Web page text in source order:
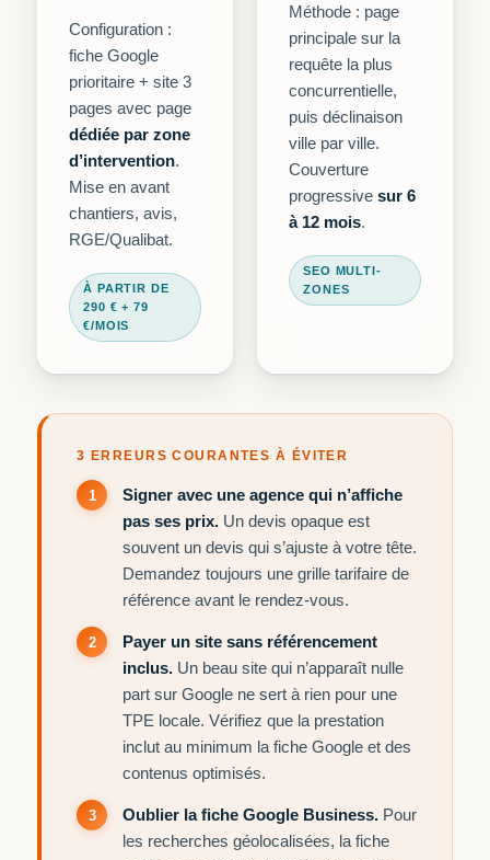
Configuration :
fiche Google
prioritaire + site 3
pages avec page
dédiée par zone
d’intervention.
Mise en avant
chantiers, avis,
RGE/Qualibat.
À PARTIR DE
290 € + 79
€/MOIS
Méthode : page
principale sur la
requête la plus
concurrentielle,
puis déclinaison
ville par ville.
Couverture
progressive sur 6
à 12 mois.
SEO MULTI-
ZONES
3 ERREURS COURANTES À ÉVITER
Signer avec une agence qui n’affiche
pas ses prix. Un devis opaque est
souvent un devis qui s’ajuste à votre tête.
Demandez toujours une grille tarifaire de
référence avant le rendez-vous.
Payer un site sans référencement
inclus. Un beau site qui n’apparaît nulle
part sur Google ne sert à rien pour une
TPE locale. Vérifiez que la prestation
inclut au minimum la fiche Google et des
contenus optimisés.
Oublier la fiche Google Business. Pour
les recherches géolocalisées, la fiche